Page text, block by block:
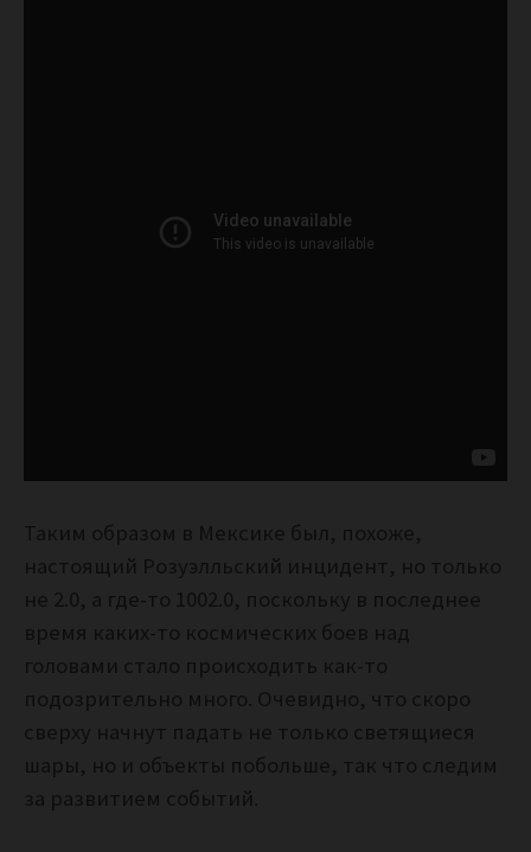
Таким образом в Мексике был, похоже,
настоящий Розуэлльский инцидент, но только
не 2.0, а где-то 1002.0, поскольку в последнее
время каких-то космических боев над
головами стало происходить как-то
подозрительно много. Очевидно, что скоро
сверху начнут падать не только светящиеся
шары, но и объекты побольше, так что следим
за развитием событий.